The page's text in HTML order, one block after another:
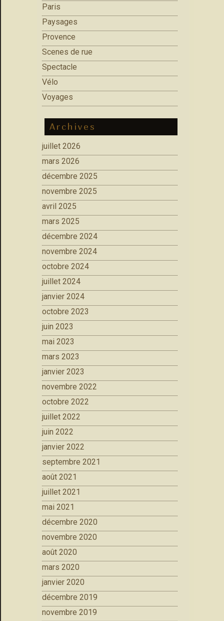
Paris
Paysages
Provence
Scenes de rue
Spectacle
Vélo
Voyages
Archives
juillet 2026
mars 2026
décembre 2025
novembre 2025
avril 2025
mars 2025
décembre 2024
novembre 2024
octobre 2024
juillet 2024
janvier 2024
octobre 2023
juin 2023
mai 2023
mars 2023
janvier 2023
novembre 2022
octobre 2022
juillet 2022
juin 2022
janvier 2022
septembre 2021
août 2021
juillet 2021
mai 2021
décembre 2020
novembre 2020
août 2020
mars 2020
janvier 2020
décembre 2019
novembre 2019